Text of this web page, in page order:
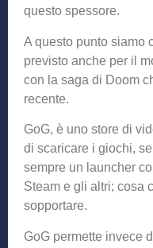
questo spessore.
A questo punto siamo
previsto anche per il
con la saga di Doom
recente.
GoG, è uno store di
di scaricare i giochi,
sempre un launcher
Steam e gli altri; cosa
sopportare.
GoG permette invece